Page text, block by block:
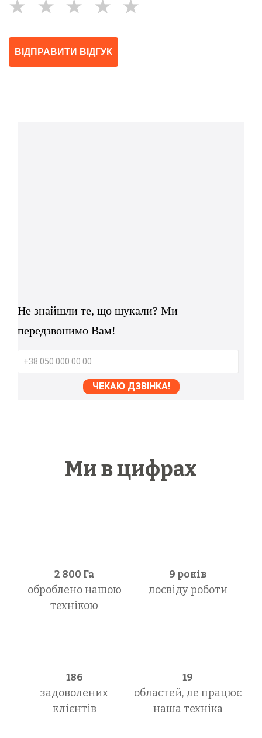
★
★
★
★
★
ВІДПРАВИТИ ВІДГУК
Не знайшли те, що шукали? Ми
передзвонимо Вам!
Ми в цифрах
2 800 Га
оброблено нашою
технікою
9 років
досвіду роботи
186
задоволених
клієнтів
19
областей, де працює
наша техніка